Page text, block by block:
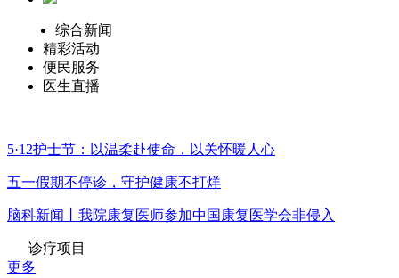
综合新闻
精彩活动
便民服务
医生直播
5·12护士节：以温柔赴使命，以关怀暖人心
五一假期不停诊，守护健康不打烊
脑科新闻丨我院康复医师参加中国康复医学会非侵入
诊疗项目
更多